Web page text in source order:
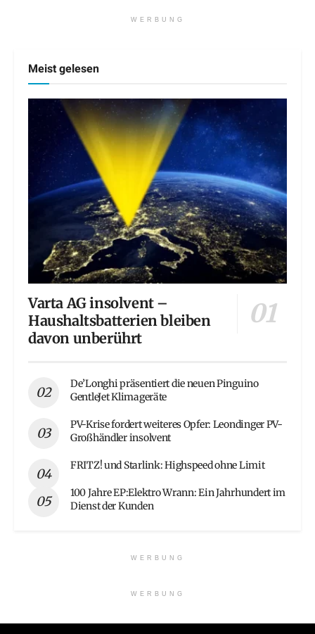
WERBUNG
Meist gelesen
Varta AG insolvent –
Haushaltsbatterien bleiben
davon unberührt
De’Longhi präsentiert die neuen Pinguino
GentleJet Klimageräte
PV-Krise fordert weiteres Opfer: Leondinger PV-
Großhändler insolvent
FRITZ! und Starlink: Highspeed ohne Limit
100 Jahre EP:Elektro Wrann: Ein Jahrhundert im
Dienst der Kunden
WERBUNG
WERBUNG